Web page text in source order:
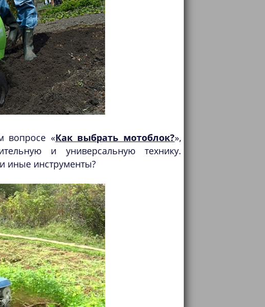
вопросе «Как выбрать мотоблок?»,
и универсальную технику.
иные инструменты?